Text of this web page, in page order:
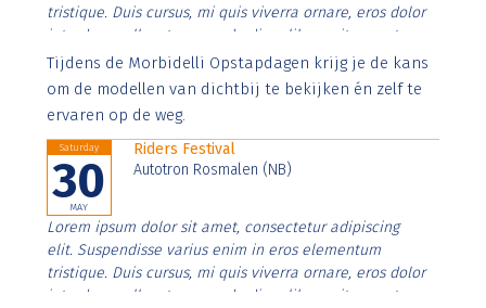
tristique. Duis cursus, mi quis viverra ornare, eros dolor
interdum nulla, ut commodo diam libero vitae erat.
Aenean faucibus nibh et justo cursus id rutrum lorem
imperdiet. Nunc ut sem vitae risus tristique posuere.
Tijdens de Morbidelli Opstapdagen krijg je de kans
om de modellen van dichtbij te bekijken én zelf te
ervaren op de weg.
Saturday
30
MAY
Riders Festival
Autotron Rosmalen (NB)
Lorem ipsum dolor sit amet, consectetur adipiscing
elit. Suspendisse varius enim in eros elementum
tristique. Duis cursus, mi quis viverra ornare, eros dolor
interdum nulla, ut commodo diam libero vitae erat.